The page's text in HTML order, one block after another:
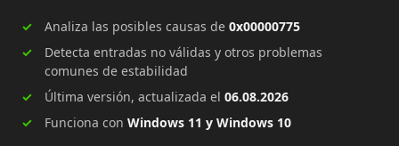
Analiza las posibles causas de 0x00000775
Detecta entradas no válidas y otros problemas
comunes de estabilidad
Última versión, actualizada el 06.08.2026
Funciona con Windows 11 y Windows 10